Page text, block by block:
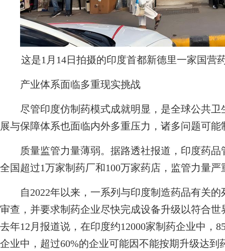
这是1月14日拍摄的印度首都新德里一家国营
产业体系面临多重现实挑战
尽管印度仿制药模式成就明显，是全球公共卫
展与保障体系也面临内外多重压力，诸多问题可能
质量监管力量薄弱。据路透社报道，印度药品
全国超过1万家制药厂和100万家药店，监管力量严
自2022年以来，一系列与印度制造药品有关的
审查，并要求制药企业尽快完成设备升级以符合
去年12月报道说，在印度约12000家制药企业中，
企业中，超过60%的企业可能因不能按期升级达